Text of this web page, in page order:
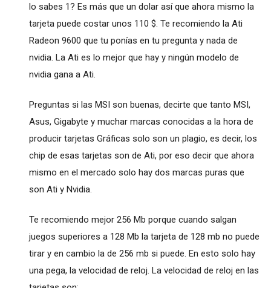
lo sabes 1? Es más que un dolar así que ahora mismo la
tarjeta puede costar unos 110 $. Te recomiendo la Ati
Radeon 9600 que tu ponías en tu pregunta y nada de
nvidia. La Ati es lo mejor que hay y ningún modelo de
nvidia gana a Ati.
Preguntas si las MSI son buenas, decirte que tanto MSI,
Asus, Gigabyte y muchar marcas conocidas a la hora de
producir tarjetas Gráficas solo son un plagio, es decir, los
chip de esas tarjetas son de Ati, por eso decir que ahora
mismo en el mercado solo hay dos marcas puras que
son Ati y Nvidia.
Te recomiendo mejor 256 Mb porque cuando salgan
juegos superiores a 128 Mb la tarjeta de 128 mb no puede
tirar y en cambio la de 256 mb si puede. En esto solo hay
una pega, la velocidad de reloj. La velocidad de reloj en las